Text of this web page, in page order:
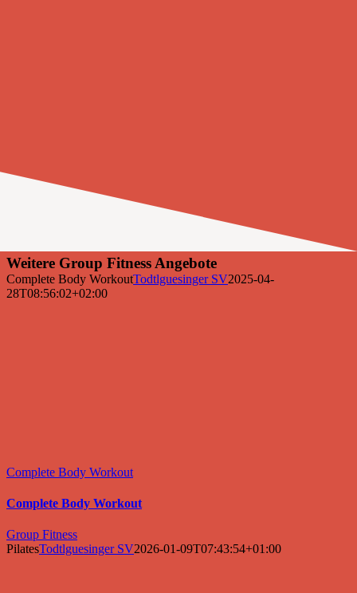
Weitere Group Fitness Angebote
Complete Body WorkoutTodtlguesinger SV2025-04-
28T08:56:02+02:00
Complete Body Workout
Complete Body Workout
Group Fitness
PilatesTodtlguesinger SV2026-01-09T07:43:54+01:00